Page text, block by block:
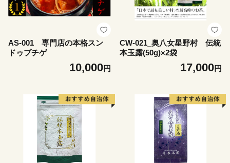
AS-001 専門店の本格スン
ドゥブチゲ
10,000円
CW-021_奥八女星野村 伝統
本玉露(50g)×2袋
17,000円